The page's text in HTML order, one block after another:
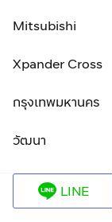
Mitsubishi
Xpander Cross
กรุงเทพมหานคร
วัฒนา
LINE